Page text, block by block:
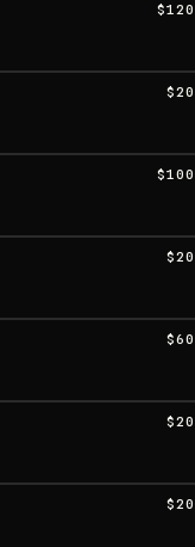
$120
$20
$100
$20
$60
$20
$20